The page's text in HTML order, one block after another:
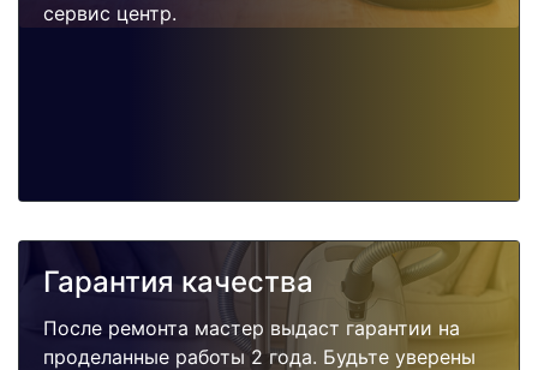
сервис центр.
Гарантия качества
После ремонта мастер выдаст гарантии на
проделанные работы 2 года. Будьте уверены